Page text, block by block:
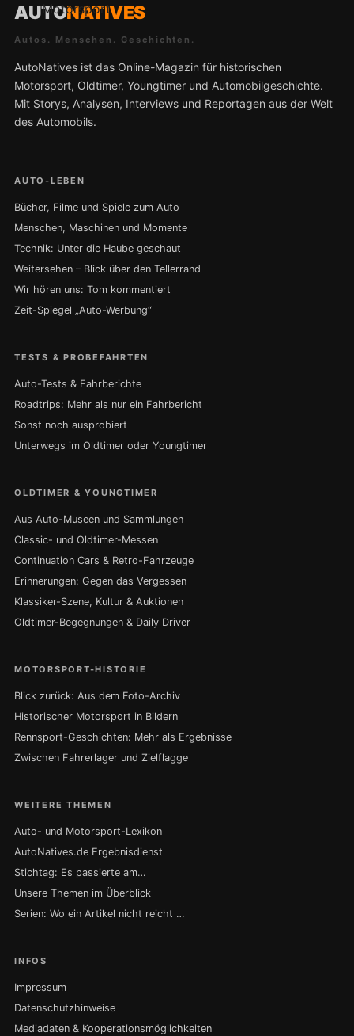
AUTONATIVES
Autos. Menschen. Geschichten.
AutoNatives ist das Online-Magazin für historischen
Motorsport, Oldtimer, Youngtimer und Automobilgeschichte.
Mit Storys, Analysen, Interviews und Reportagen aus der Welt
des Automobils.
AUTO-LEBEN
Bücher, Filme und Spiele zum Auto
Menschen, Maschinen und Momente
Technik: Unter die Haube geschaut
Weitersehen – Blick über den Tellerrand
Wir hören uns: Tom kommentiert
Zeit-Spiegel „Auto-Werbung“
TESTS & PROBEFAHRTEN
Auto-Tests & Fahrberichte
Roadtrips: Mehr als nur ein Fahrbericht
Sonst noch ausprobiert
Unterwegs im Oldtimer oder Youngtimer
OLDTIMER & YOUNGTIMER
Aus Auto-Museen und Sammlungen
Classic- und Oldtimer-Messen
Continuation Cars & Retro-Fahrzeuge
Erinnerungen: Gegen das Vergessen
Klassiker-Szene, Kultur & Auktionen
Oldtimer-Begegnungen & Daily Driver
MOTORSPORT-HISTORIE
Blick zurück: Aus dem Foto-Archiv
Historischer Motorsport in Bildern
Rennsport-Geschichten: Mehr als Ergebnisse
Zwischen Fahrerlager und Zielflagge
WEITERE THEMEN
Auto- und Motorsport-Lexikon
AutoNatives.de Ergebnisdienst
Stichtag: Es passierte am…
Unsere Themen im Überblick
Serien: Wo ein Artikel nicht reicht …
INFOS
Impressum
Datenschutzhinweise
Mediadaten & Kooperationsmöglichkeiten